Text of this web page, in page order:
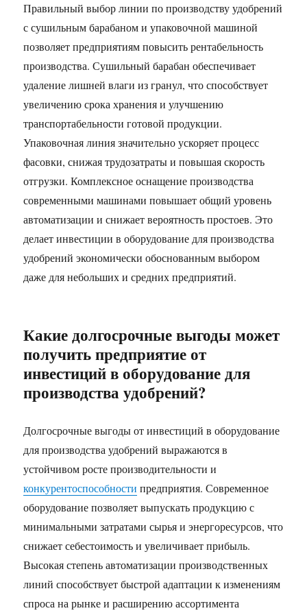
Правильный выбор линии по производству удобрений
с сушильным барабаном и упаковочной машиной
позволяет предприятиям повысить рентабельность
производства. Сушильный барабан обеспечивает
удаление лишней влаги из гранул, что способствует
увеличению срока хранения и улучшению
транспортабельности готовой продукции.
Упаковочная линия значительно ускоряет процесс
фасовки, снижая трудозатраты и повышая скорость
отгрузки. Комплексное оснащение производства
современными машинами повышает общий уровень
автоматизации и снижает вероятность простоев. Это
делает инвестиции в оборудование для производства
удобрений экономически обоснованным выбором
даже для небольших и средних предприятий.
Какие долгосрочные выгоды может
получить предприятие от
инвестиций в оборудование для
производства удобрений?
Долгосрочные выгоды от инвестиций в оборудование
для производства удобрений выражаются в
устойчивом росте производительности и
конкурентоспособности предприятия. Современное
оборудование позволяет выпускать продукцию с
минимальными затратами сырья и энергоресурсов, что
снижает себестоимость и увеличивает прибыль.
Высокая степень автоматизации производственных
линий способствует быстрой адаптации к изменениям
спроса на рынке и расширению ассортимента